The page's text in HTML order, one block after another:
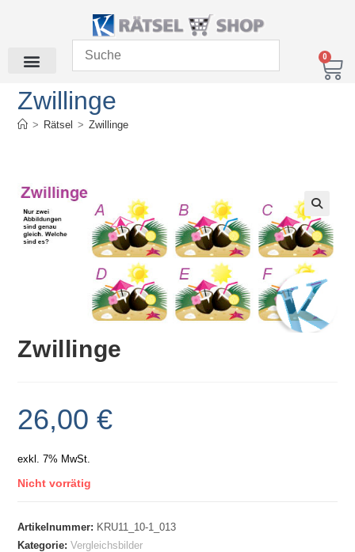
0
Zwillinge
> Rätsel > Zwillinge
Zwillinge
26,00€
exkl. 7% MwSt.
Nicht vorrätig
Artikelnummer: KRU11_10-1_013
Kategorie:Vergleichsbilder